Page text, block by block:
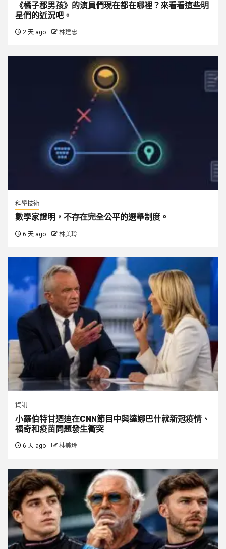
《橘子郡男孩》的演員們現在都在哪裡？來看看這些明
星們的近況吧。
2 天 ago 林建忠
科學技術
數學家證明，不存在完全公平的選舉制度。
6 天 ago 林美玲
資訊
小羅伯特甘迺迪在CNN節目中與達娜巴什就新冠疫情、
福奇和疫苗問題發生衝突
6 天 ago 林美玲